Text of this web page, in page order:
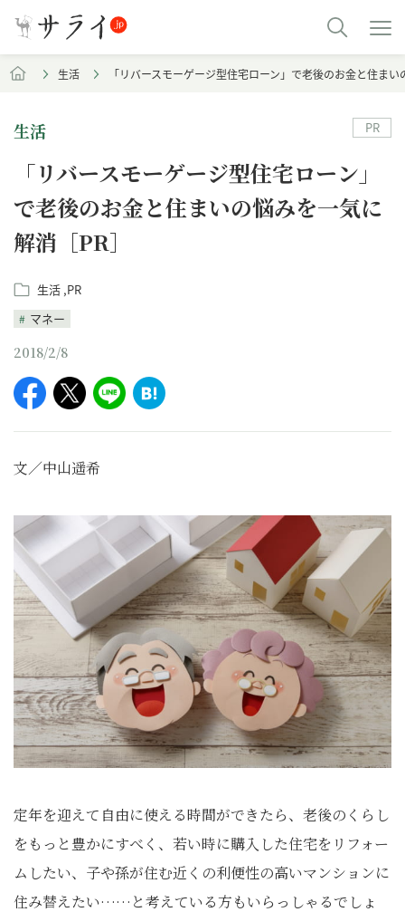
生活 「リバースモーゲージ型住宅ローン」で老後のお金と住ま
生活
「リバースモーゲージ型住宅ローン」
で老後のお金と住まいの悩みを一気に
解消［PR］
生活 PR
マネー
2018/2/8
PR
文／中山遥希
定年を迎えて自由に使える時間ができたら、老後のくらし
をもっと豊かにすべく、若い時に購入した住宅をリフォー
ムしたい、子や孫が住む近くの利便性の高いマンションに
住み替えたい……と考えている方もいらっしゃるでしょ